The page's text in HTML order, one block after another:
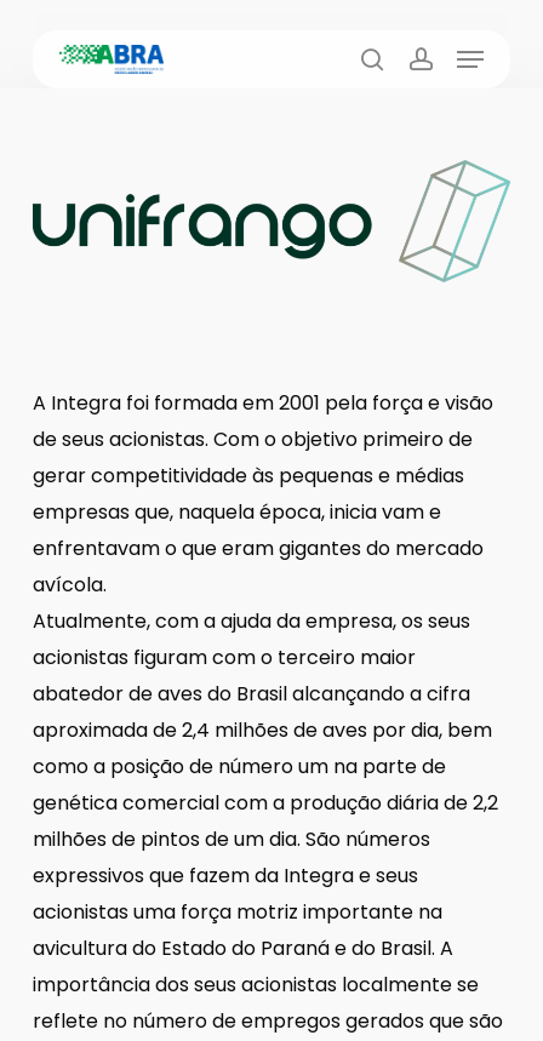
Menu
A Integra foi formada em 2001 pela força e visão
de seus acionistas. Com o objetivo primeiro de
gerar competitividade às pequenas e médias
empresas que, naquela época, inicia vam e
enfrentavam o que eram gigantes do mercado
avícola.
Atualmente, com a ajuda da empresa, os seus
acionistas figuram com o terceiro maior
abatedor de aves do Brasil alcançando a cifra
aproximada de 2,4 milhões de aves por dia, bem
como a posição de número um na parte de
genética comercial com a produção diária de 2,2
milhões de pintos de um dia. São números
expressivos que fazem da Integra e seus
acionistas uma força motriz importante na
avicultura do Estado do Paraná e do Brasil. A
importância dos seus acionistas localmente se
reflete no número de empregos gerados que são